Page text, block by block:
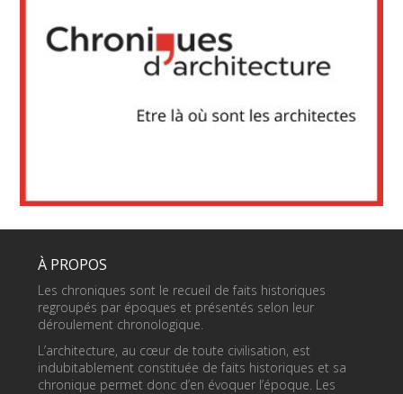
À PROPOS
Les chroniques sont le recueil de faits historiques
regroupés par époques et présentés selon leur
déroulement chronologique.
L’architecture, au cœur de toute civilisation, est
indubitablement constituée de faits historiques et sa
chronique permet donc d’en évoquer l’époque. Les